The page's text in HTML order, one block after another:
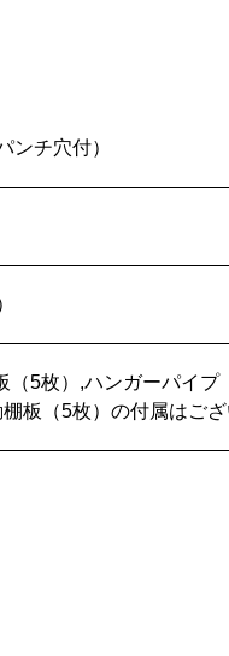
ンチ穴付）
（5枚）,ハンガーパイ
板（5枚）の付属はご